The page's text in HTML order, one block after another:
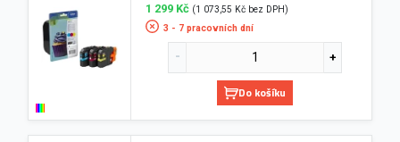
1 299 Kč (1 073,55 Kč bez DPH)
3 - 7 pracovních dní
Do košíku